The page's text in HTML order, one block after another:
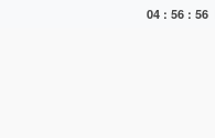
04 : 56 : 56